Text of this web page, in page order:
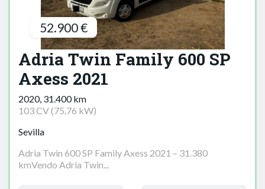
52.900 €
Adria Twin Family 600 SP
Axess 2021
2020, 31.400 km
103 CV (75,76 kW)
Sevilla
Adria Twin 600 SP Family Axess 2021 – 31.380
kmVendo Adria Twin...